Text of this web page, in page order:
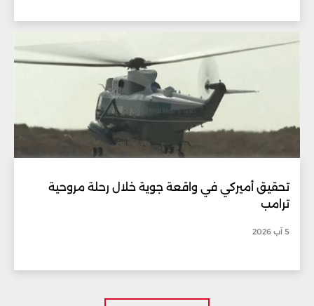
تحقيق أميركي في واقعة جوية خلال رحلة مروحية
ترامب
5 آب 2026